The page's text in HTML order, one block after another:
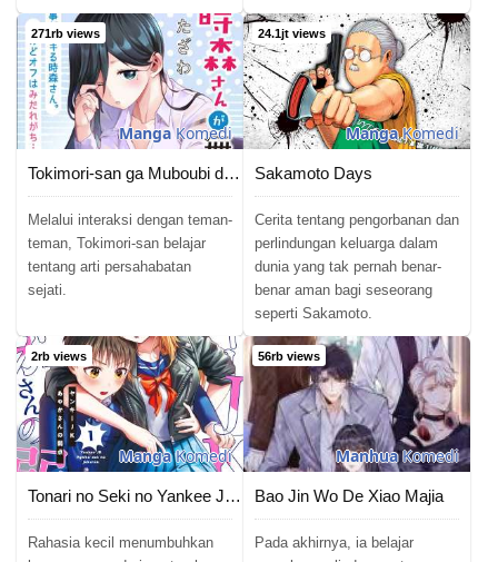
271rb views
MangaKomedi
Tokimori-san ga Muboubi desu!!
Melalui interaksi dengan teman-
teman, Tokimori-san belajar
tentang arti persahabatan
sejati.
24.1jt views
MangaKomedi
Sakamoto Days
Cerita tentang pengorbanan dan
perlindungan keluarga dalam
dunia yang tak pernah benar-
benar aman bagi seseorang
seperti Sakamoto.
2rb views
MangaKomedi
Tonari no Seki no Yankee JK no Jakuten
Rahasia kecil menumbuhkan
56rb views
ManhuaKomedi
Bao Jin Wo De Xiao Majia
Pada akhirnya, ia belajar